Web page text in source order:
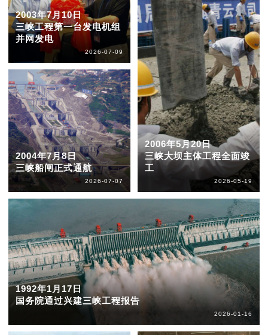
2003年7月10日
三峡工程第一台发电机组
并网发电
2026-07-09
2004年7月8日
三峡船闸正式通航
2026-07-07
2006年5月20日
三峡大坝主体工程全面竣
工
2026-05-19
1992年1月17日
国务院通过兴建三峡工程报告
2026-01-16